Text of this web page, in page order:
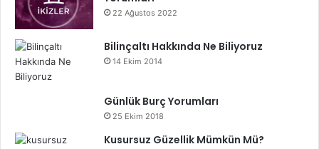
22 Ağustos 2022
Bilinçaltı Hakkında Ne Biliyoruz
14 Ekim 2014
Günlük Burç Yorumları
25 Ekim 2018
Kusursuz Güzellik Mümkün Mü?